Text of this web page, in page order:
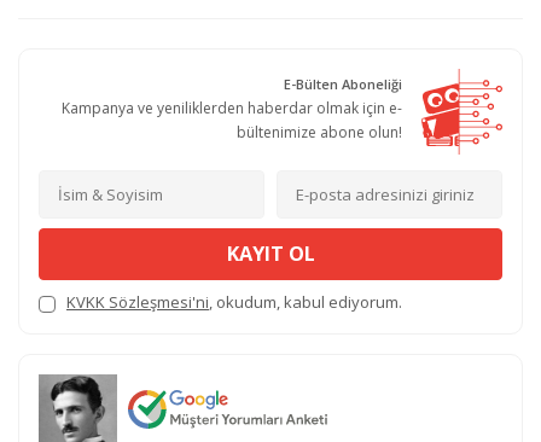
E-Bülten Aboneliği
Kampanya ve yeniliklerden haberdar olmak için e-
bültenimize abone olun!
KAYIT OL
KVKK Sözleşmesi'ni, okudum, kabul ediyorum.